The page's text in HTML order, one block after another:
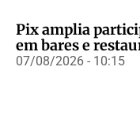
Pix amplia
em bares e
07/08/2026 - 10:15